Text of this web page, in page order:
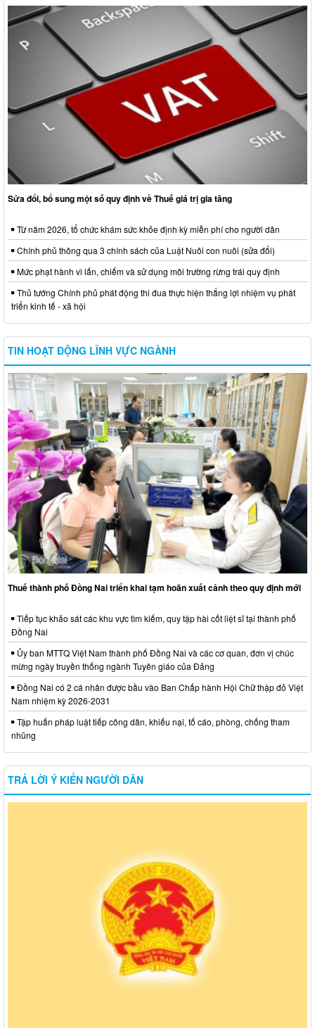
Sửa đổi, bổ sung một số quy định về Thuế giá trị gia tăng
Từ năm 2026, tổ chức khám sức khỏe định kỳ miễn phí cho người dân
Chính phủ thông qua 3 chính sách của Luật Nuôi con nuôi (sửa đổi)
Mức phạt hành vi lấn, chiếm và sử dụng môi trường rừng trái quy định
Thủ tướng Chính phủ phát động thi đua thực hiện thắng lợi nhiệm vụ phát
triển kinh tế - xã hội
TIN HOẠT ĐỘNG LĨNH VỰC NGÀNH
Thuế thành phố Đồng Nai triển khai tạm hoãn xuất cảnh theo quy định mới
Tiếp tục khảo sát các khu vực tìm kiếm, quy tập hài cốt liệt sĩ tại thành phố
Đồng Nai
Ủy ban MTTQ Việt Nam thành phố Đồng Nai và các cơ quan, đơn vị chúc
mừng ngày truyền thống ngành Tuyên giáo của Đảng
Đồng Nai có 2 cá nhân được bầu vào Ban Chấp hành Hội Chữ thập đỏ Việt
Nam nhiệm kỳ 2026-2031
Tập huấn pháp luật tiếp công dân, khiếu nại, tố cáo, phòng, chống tham
nhũng
TRẢ LỜI Ý KIẾN NGƯỜI DÂN